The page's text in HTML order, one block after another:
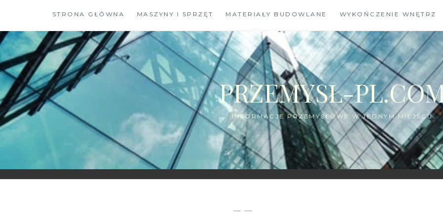
content
STRONA GŁÓWNA MASZYNY I SPRZĘT MATERIAŁY BUDOWLANE WYKOŃCZENIE WNĘTRZ
PRZEMYSŁ-
INFORMACJE PRZEMYSŁOWE W JEDNYM MIEJSCU
— —